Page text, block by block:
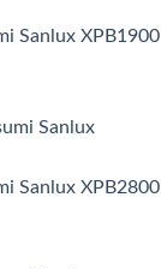
Sanlux XPB1900
Sanlux XPB2800